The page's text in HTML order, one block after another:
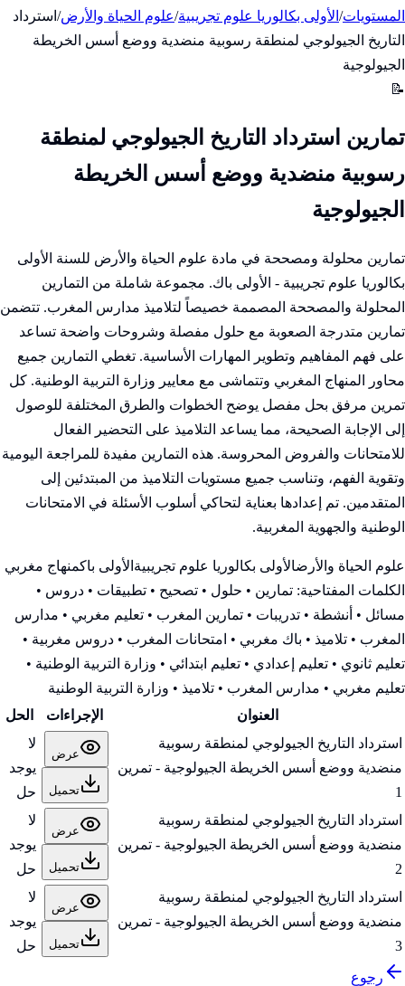
المستويات/ الأولى بكالوريا علوم تجريبية/علوم الحياة والأرض/ استرداد
التاريخ الجيولوجي لمنطقة رسوبية منضدية ووضع أسس الخريطة
الجيولوجية
📝
تمارين استرداد التاريخ الجيولوجي لمنطقة
رسوبية منضدية ووضع أسس الخريطة
الجيولوجية
تمارين محلولة ومصححة في مادة علوم الحياة والأرض للسنة الأولى
بكالوريا علوم تجريبية - الأولى باك. مجموعة شاملة من التمارين
المحلولة والمصححة المصممة خصيصاً لتلاميذ مدارس المغرب. تتضمن
تمارين متدرجة الصعوبة مع حلول مفصلة وشروحات واضحة تساعد
على فهم المفاهيم وتطوير المهارات الأساسية. تغطي التمارين جميع
محاور المنهاج المغربي وتتماشى مع معايير وزارة التربية الوطنية. كل
تمرين مرفق بحل مفصل يوضح الخطوات والطرق المختلفة للوصول
إلى الإجابة الصحيحة، مما يساعد التلاميذ على التحضير الفعال
للامتحانات والفروض المحروسة. هذه التمارين مفيدة للمراجعة اليومية
وتقوية الفهم، وتناسب جميع مستويات التلاميذ من المبتدئين إلى
المتقدمين. تم إعدادها بعناية لتحاكي أسلوب الأسئلة في الامتحانات
الوطنية والجهوية المغربية.
علوم الحياة والأرضالأولى بكالوريا علوم تجريبية الأولى باكمنهاج مغربي
الكلمات المفتاحية: تمارين • حلول • تصحيح • تطبيقات • دروس •
مسائل • أنشطة • تدريبات • تمارين المغرب • تعليم مغربي • مدارس
المغرب • تلاميذ • باك مغربي • امتحانات المغرب • دروس مغربية •
تعليم ثانوي • تعليم إعدادي • تعليم ابتدائي • وزارة التربية الوطنية •
تعليم مغربي • مدارس المغرب • تلاميذ • وزارة التربية الوطنية
العنوان
الإجراءات
الحل
استرداد التاريخ الجيولوجي لمنطقة رسوبية
منضدية ووضع أسس الخريطة الجيولوجية - تمرين
1
عرض
تحميل
لا
يوجد
حل
استرداد التاريخ الجيولوجي لمنطقة رسوبية
منضدية ووضع أسس الخريطة الجيولوجية - تمرين
2
عرض
تحميل
لا
يوجد
حل
استرداد التاريخ الجيولوجي لمنطقة رسوبية
منضدية ووضع أسس الخريطة الجيولوجية - تمرين
3
عرض
تحميل
لا
يوجد
حل
رجوع